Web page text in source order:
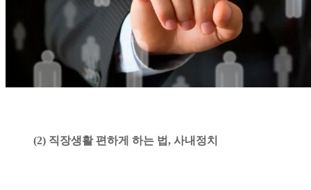
(2) 직장생활 편하게 하는 법, 사내정치